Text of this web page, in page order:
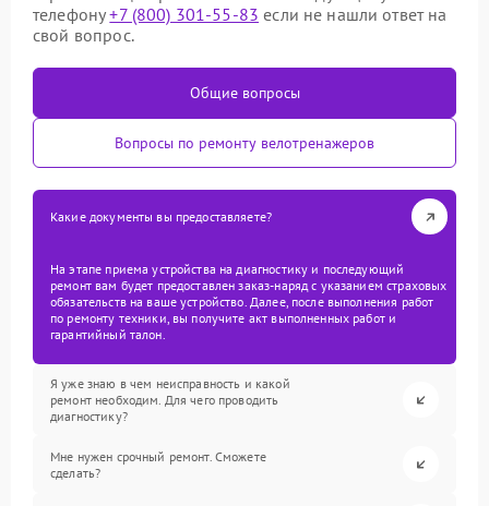
телефону+7 (800) 301-55-83 если не нашли ответ на
свой вопрос.
Общие вопросы
Вопросы по ремонту велотренажеров
Какие документы вы предоставляете?
На этапе приема устройства на диагностику и последующий
ремонт вам будет предоставлен заказ-наряд с указанием страховых
обязательств на ваше устройство. Далее, после выполнения работ
по ремонту техники, вы получите акт выполненных работ и
гарантийный талон.
Я уже знаю в чем неисправность и какой
ремонт необходим. Для чего проводить
диагностику?
Мне нужен срочный ремонт. Сможете
сделать?